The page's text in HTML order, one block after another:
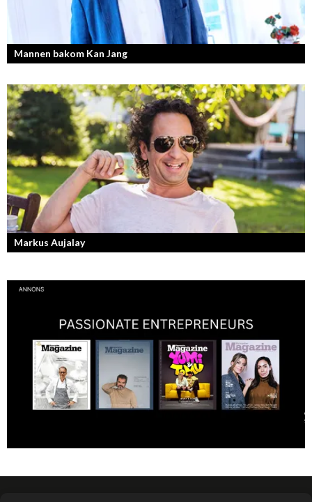
Mannen bakom Kan Jang
Georg Wikman är grundaren bakom hälsopreparaten Arctic Root, Kan
Jang, Chisan och nya Adapt-serien.
Markus Aujalay
Sveriges tuffaste matjury är epitetet på juryn i Sveriges Mästerkock.